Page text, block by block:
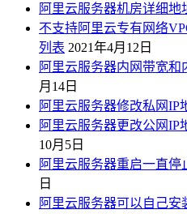
阿里云服务器机房详细地
不支持阿里云专有网络
列表 2021年4月12日
阿里云服务器内网带宽和
月14日
阿里云服务器修改私网IP
阿里云服务器更改公网IP
10月5日
阿里云服务器重启一直停
日
阿里云服务器可以自己安